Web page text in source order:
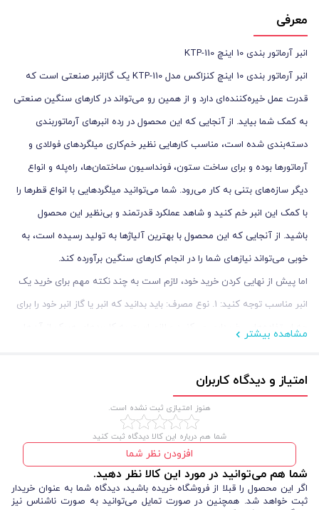
معرفی
انبر آرماتور بندی 10 اينچ KTP-110
انبر آرماتور بندی 10 اینچ کنزاکس مدل KTP-110 یک گازانبر صنعتی است که
قدرت عمل خیره‌کننده‌ای دارد و از همین رو می‌تواند در کارهای سنگین صنعتی
به کمک شما بیاید. از آنجایی که این محصول در رده انبرهای آرماتوربندی
دسته‌بندی شده است، مناسب کارهایی نظیر خم‌کاری میلگردهای فولادی و
آرماتورها بوده و برای ساخت ستون‌، فونداسیون ساختمان‌ها، راه‌پله و انواع
دیگر سازه‌های بتنی به کار می‌رود. شما می‌توانید میلگردهایی با انواع قطرها را
با کمک این انبر خم کنید و شاهد عملکرد قدرتمند و بی‌نظیر این محصول
باشید. از آنجایی که این محصول با بهترین‌ آلیاژها به تولید رسیده است، به
خوبی می‌تواند نیازهای شما را در انجام کارهای سنگین برآورده کند.
اما پیش از نهایی کردن خرید خود، لازم است به چند نکته مهم برای خرید یک
انبر مناسب توجه کنید: ۱. نوع مصرف: باید بدانید که انبر یا گاز انبر خود را برای
چه استفاده‌هایی خریداری می‌کنید و لازم است به کاربردهای هریک از آن‌ها
صرفه‌جویی کنید. انواع گازانبر عبارت‌اند از گازانبر نجاری و آرماتوربندی؛ که این
دو در نوع کارکردهای خود تفاوت‌های زیادی دارند. در میان انبرها نیز نمونه‌های
بسیار متنوعی وجود دارد که انبردست، انبرقفلی، انبر لوله، انبر جوشکاری و… را
می‌توان نام برد.
۲. جنس بدنه:‌ بر اساس میزان سنگینی و پرفشار بودن کارهای خود، می‌توانید
در این زمینه تصمیم‌گیری کنید. انواع انبرهای آلومینیومی، آهنی، فولادی و
مشاهده بیشتر
امتیاز و دیدگاه کاربران
هنوز امتیازی ثبت نشده است.
شما هم درباره این کالا دیدگاه ثبت کنید
افزودن نظر شما
شما هم می‌توانید در مورد این کالا نظر دهید.
اگر این محصول را قبلا از فروشگاه خریده باشید، دیدگاه شما به عنوان خریدار
ثبت خواهد شد. همچنین در صورت تمایل می‌توانید به صورت ناشناس نیز